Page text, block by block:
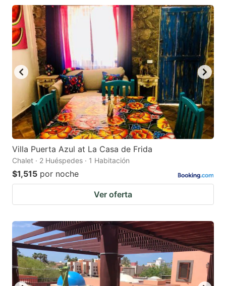
Villa Puerta Azul at La Casa de Frida
Chalet · 2 Huéspedes · 1 Habitación
$1,515 por noche
Ver oferta